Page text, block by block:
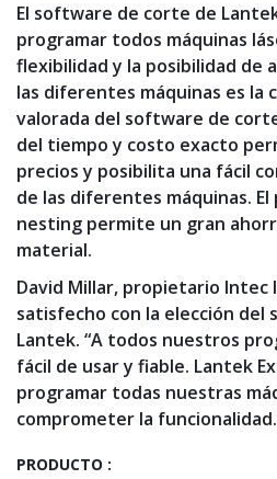
El software de corte de
programar todos máquinas
flexibilidad y la posibilidad de
las diferentes máquinas es la
valorada del software de
del tiempo y costo exacto
precios y posibilita una fácil
de las diferentes máquinas.
nesting permite un gran
material.
David Millar, propietario Intec
satisfecho con la elección
Lantek. “A todos nuestros
fácil de usar y fiable. Lantek
programar todas nuestras
comprometer la
PRODUCTO :